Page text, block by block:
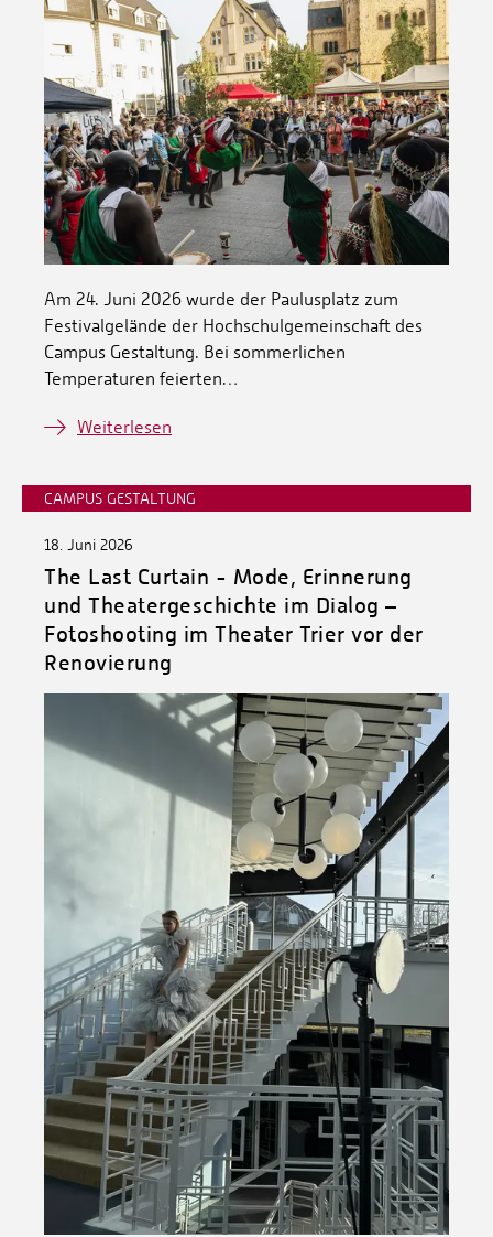
Am 24. Juni 2026 wurde der Paulusplatz zum
Festivalgelände der Hochschulgemeinschaft des
Campus Gestaltung. Bei sommerlichen
Temperaturen feierten…
Weiterlesen
CAMPUS GESTALTUNG
18. Juni 2026
The Last Curtain - Mode, Erinnerung
und Theatergeschichte im Dialog –
Fotoshooting im Theater Trier vor der
Renovierung